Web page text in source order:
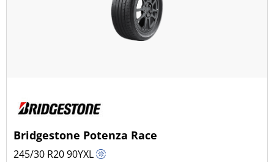
Bridgestone Potenza Race
245/30 R2090YXL